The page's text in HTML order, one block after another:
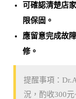
可確認清楚店
限保固。
應留意完成故
修。
提醒事項：
況，酌收300元